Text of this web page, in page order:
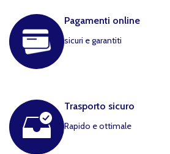
Pagamenti online
sicuri e garantiti
Trasporto sicuro
Rapido e ottimale